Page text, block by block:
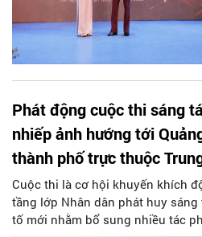
Phát động cuộc thi sáng
nhiếp ảnh hướng tới
thành phố trực thuộc
Cuộc thi là cơ hội khuyến khích
tầng lớp Nhân dân phát huy
tố mới nhằm bổ sung nhiều tác